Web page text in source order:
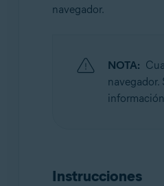
navegador.
NOTA:
Instrucciones